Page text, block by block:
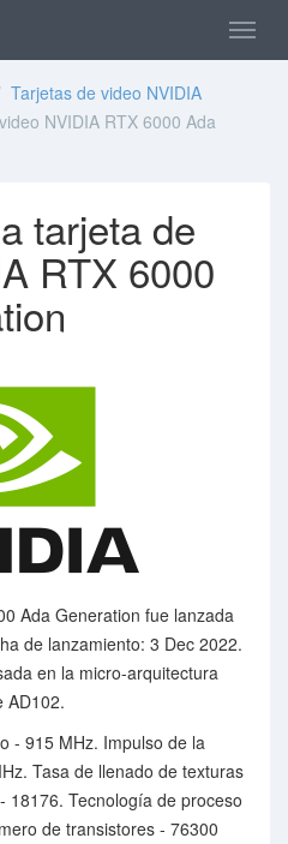
Tarjetas de video NVIDIA
NVIDIA RTX 6000 Ada
tarjeta de
RTX 6000
Ada Generation fue lanzada
de lanzamiento: 3 Dec 2022.
en la micro-arquitectura
AD102.
- 915 MHz. Impulso de la
Tasa de llenado de texturas
18176. Tecnología de proceso
de transistores - 76300